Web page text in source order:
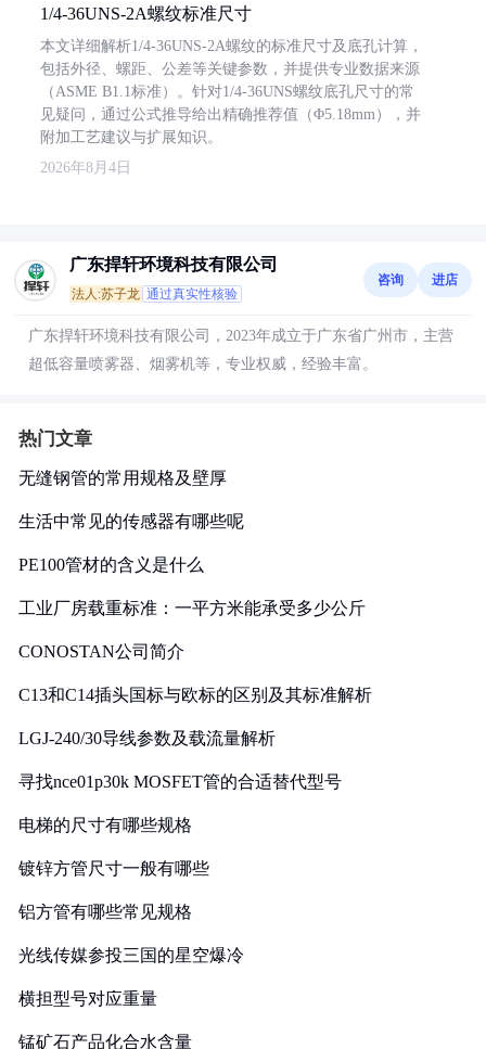
1/4-36UNS-2A螺纹标准尺寸
本文详细解析1/4-36UNS-2A螺纹的标准尺寸及底孔计算，
包括外径、螺距、公差等关键参数，并提供专业数据来源
（ASME B1.1标准）。针对1/4-36UNS螺纹底孔尺寸的常
见疑问，通过公式推导给出精确推荐值（Φ5.18mm），并
附加工艺建议与扩展知识。
2026年8月4日
广东捍轩环境科技有限公司
法人:苏子龙 通过真实性核验
咨询 进店
广东捍轩环境科技有限公司，2023年成立于广东省广州市，主营
超低容量喷雾器、烟雾机等，专业权威，经验丰富。
热门文章
无缝钢管的常用规格及壁厚
生活中常见的传感器有哪些呢
PE100管材的含义是什么
工业厂房载重标准：一平方米能承受多少公斤
CONOSTAN公司简介
C13和C14插头国标与欧标的区别及其标准解析
LGJ-240/30导线参数及载流量解析
寻找nce01p30k MOSFET管的合适替代型号
电梯的尺寸有哪些规格
镀锌方管尺寸一般有哪些
铝方管有哪些常见规格
光线传媒参投三国的星空爆冷
横担型号对应重量
锰矿石产品化合水含量